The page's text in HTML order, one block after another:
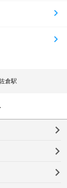
倉駅